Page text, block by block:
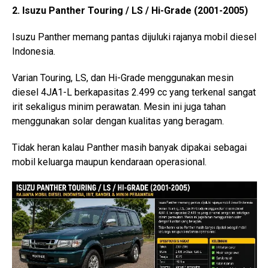
2. Isuzu Panther Touring / LS / Hi-Grade (2001-2005)
Isuzu Panther memang pantas dijuluki rajanya mobil diesel
Indonesia.
Varian Touring, LS, dan Hi-Grade menggunakan mesin
diesel 4JA1-L berkapasitas 2.499 cc yang terkenal sangat
irit sekaligus minim perawatan. Mesin ini juga tahan
menggunakan solar dengan kualitas yang beragam.
Tidak heran kalau Panther masih banyak dipakai sebagai
mobil keluarga maupun kendaraan operasional.